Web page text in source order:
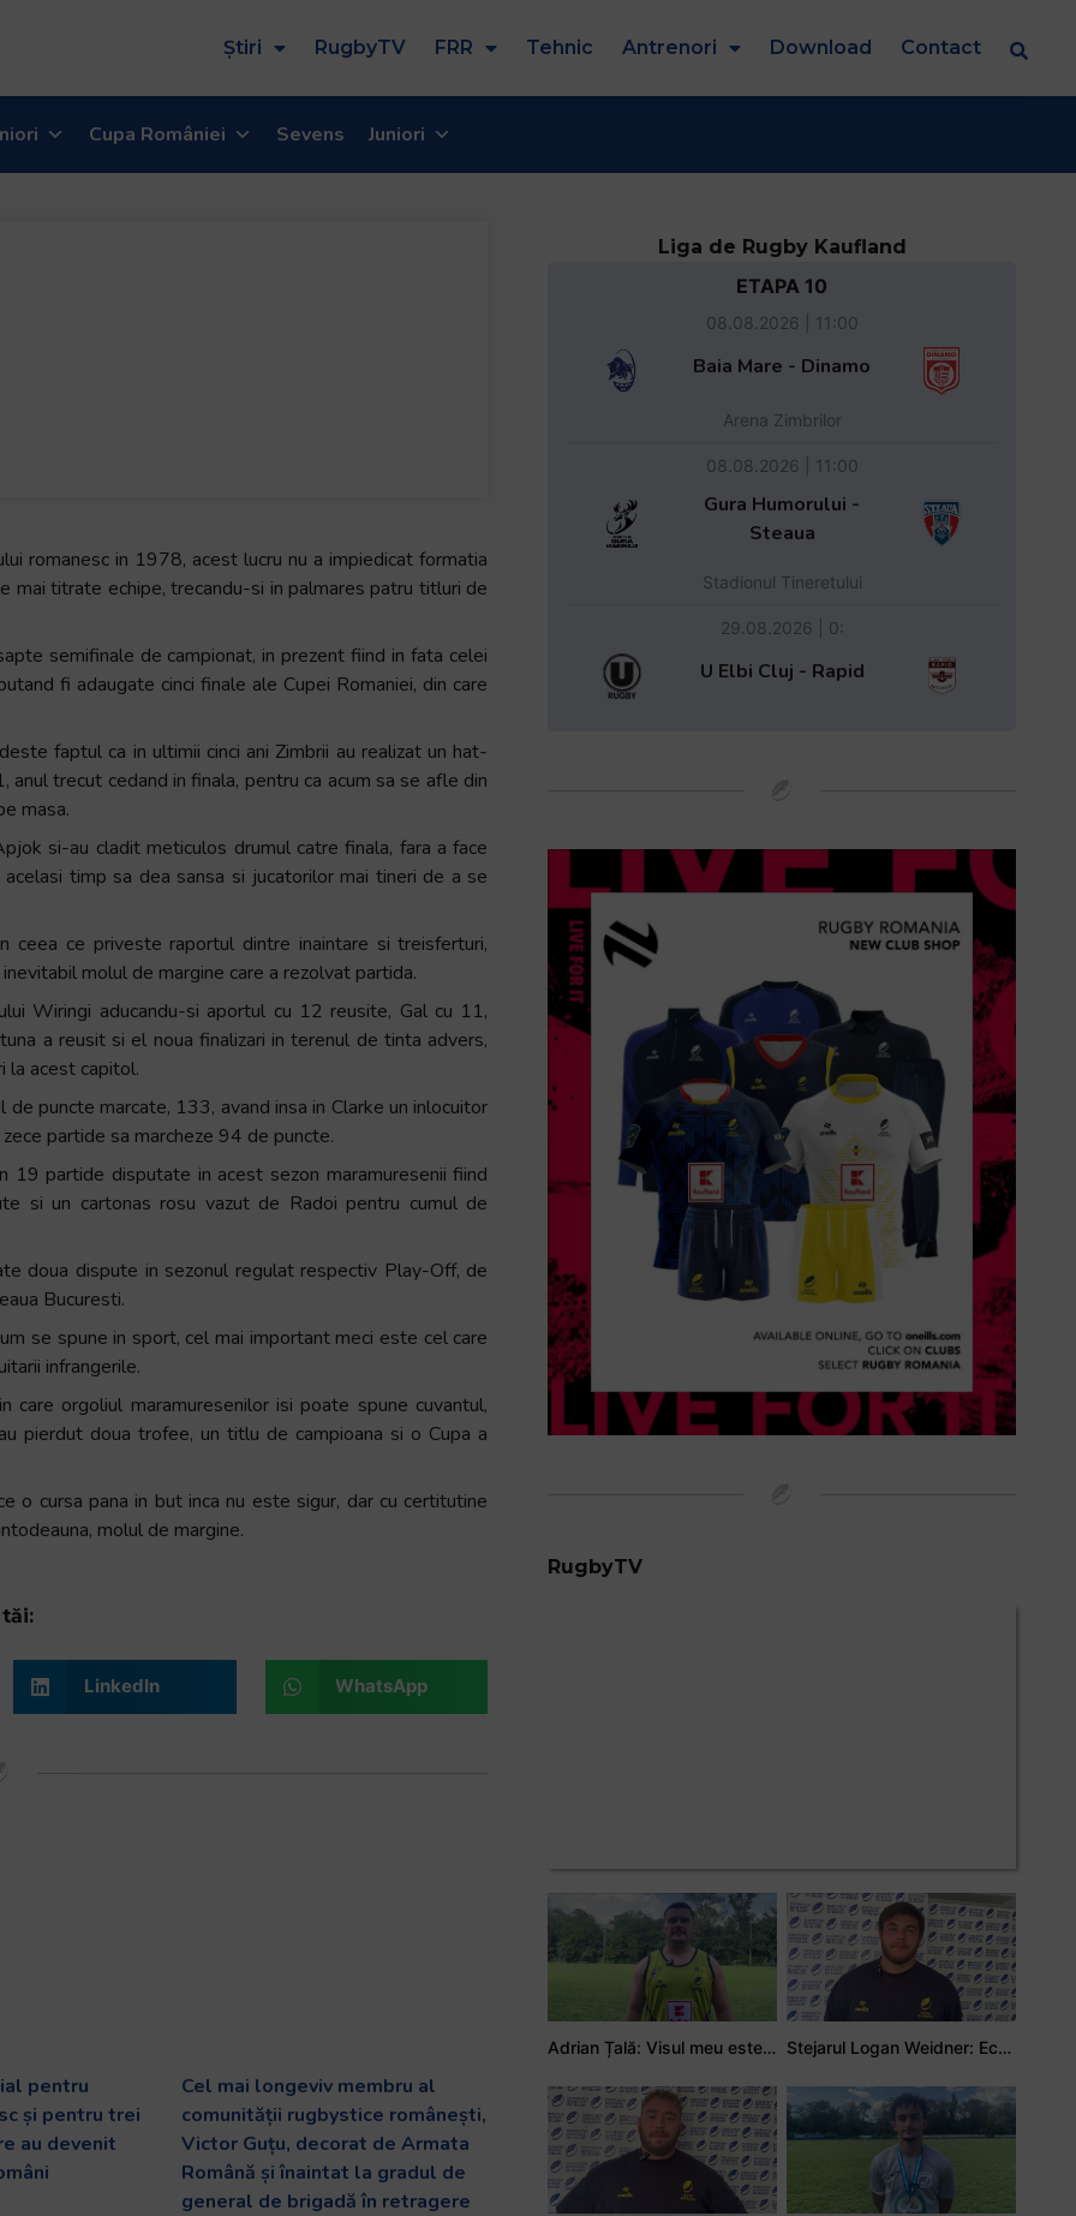
Știri RugbyTV FRR Tehnic Antrenori Download Contact
Cupa României Sevens Juniori
romanesc in 1978, acest lucru nu a impiedicat formatia
mai titrate echipe, trecandu-si in palmares patru titluri de
semifinale de campionat, in prezent fiind in fata celei
fi adaugate cinci finale ale Cupei Romaniei, din care
faptul ca in ultimii cinci ani Zimbrii au realizat un hat-
trecut cedand in finala, pentru ca acum sa se afle din
masa.
si-au cladit meticulos drumul catre finala, fara a face
timp sa dea sansa si jucatorilor mai tineri de a se
ceea ce priveste raportul dintre inaintare si treisferturi,
molul de margine care a rezolvat partida.
Wiringi aducandu-si aportul cu 12 reusite, Gal cu 11,
a reusit si el noua finalizari in terenul de tinta advers,
la acest capitol.
puncte marcate, 133, avand insa in Clarke un inlocuitor
partide sa marcheze 94 de puncte.
partide disputate in acest sezon maramuresenii fiind
si un cartonas rosu vazut de Radoi pentru cumul de
doua dispute in sezonul regulat respectiv Play-Off, de
Bucuresti.
se spune in sport, cel mai important meci este cel care
infrangerile.
care orgoliul maramuresenilor isi poate spune cuvantul,
pierdut doua trofee, un titlu de campioana si o Cupa a
o cursa pana in but inca nu este sigur, dar cu certitutine
molul de margine.
LinkedIn WhatsApp
pentru
și pentru trei
au devenit
Cel mai longeviv membru al
comunității rugbystice românești,
Victor Guțu, decorat de Armata
Română și înaintat la gradul de
general de brigadă în retragere
Liga de Rugby Kaufland
ETAPA 10
08.08.2026 | 11:00
Baia Mare - Dinamo
Arena Zimbrilor
08.08.2026 | 11:00
Gura Humorului -
Steaua
Stadionul Tineretului
29.08.2026 | 0:
U Elbi Cluj - Rapid
RugbyTV
Adrian Țală: Visul meu este să debutez pentru România Stejarul Logan Weidner: Echipa a muncit mult, iar asta se va vedea în meciurile de la Nations Cup